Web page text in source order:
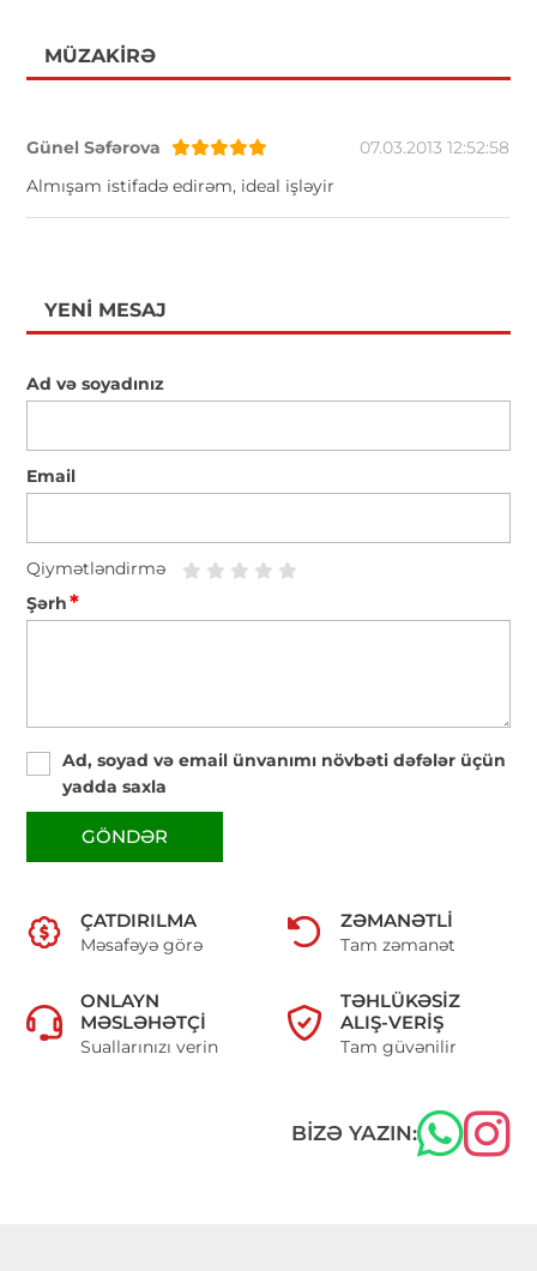
MÜZAKIRƏ
Günel Səfərova
07.03.2013 12:52:58
Almışam istifadə edirəm, ideal işləyir
YENI MESAJ
Ad və soyadınız
Email
Qiymətləndirmə
Şərh*
Ad, soyad və email ünvanımı növbəti dəfələr üçün
yadda saxla
GÖNDƏR
ÇATDIRILMA
Məsafəyə görə
ZƏMANƏTLI
Tam zəmanət
ONLAYN
MƏSLƏHƏTÇI
Suallarınızı verin
TƏHLÜKƏSIZ
ALIŞ-VERIŞ
Tam güvənilir
BIZƏ YAZIN: